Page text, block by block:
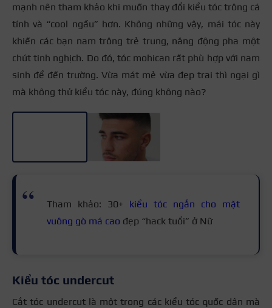
mạnh nên tham khảo khi muốn thay đổi kiểu tóc trông cá
tính và “cool ngầu” hơn. Không những vậy, mái tóc này
khiến các bạn nam trông trẻ trung, năng động pha một
chút tinh nghịch. Do đó, tóc mohican rất phù hợp với nam
sinh để đến trường. Vừa mát mẻ vừa đẹp trai thì ngại gì
mà không thử kiểu tóc này, đúng không nào?
Tham khảo: 30+ kiểu tóc ngắn cho mặt
vuông gò má cao đẹp “hack tuổi” ở Nữ
Kiểu tóc undercut
Cắt tóc undercut là một trong các kiểu tóc quốc dân mà